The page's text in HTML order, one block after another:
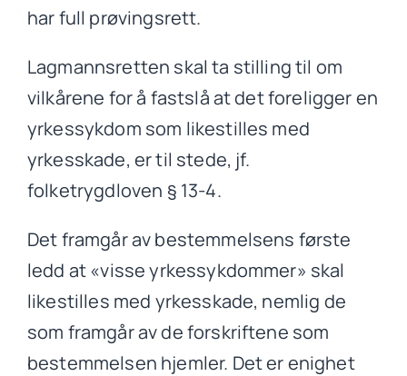
har full prøvingsrett.
Lagmannsretten skal ta stilling til om
vilkårene for å fastslå at det foreligger en
yrkessykdom som likestilles med
yrkesskade, er til stede, jf.
folketrygdloven § 13-4.
Det framgår av bestemmelsens første
ledd at «visse yrkessykdommer» skal
likestilles med yrkesskade, nemlig de
som framgår av de forskriftene som
bestemmelsen hjemler. Det er enighet